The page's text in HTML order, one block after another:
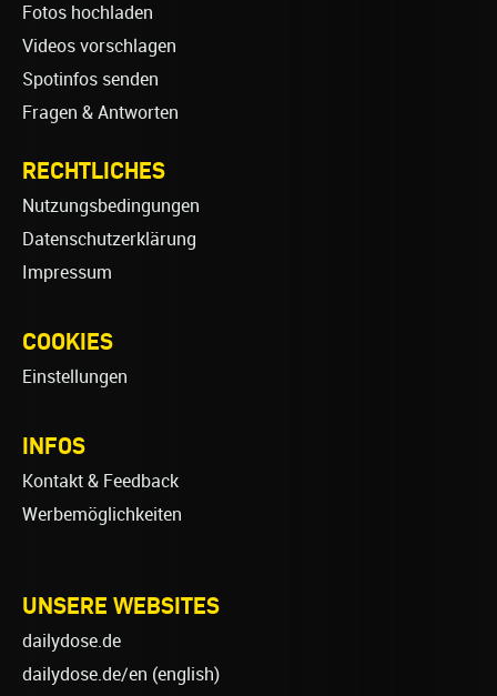
Fotos hochladen
Videos vorschlagen
Spotinfos senden
Fragen & Antworten
RECHTLICHES
Nutzungsbedingungen
Datenschutzerklärung
Impressum
COOKIES
Einstellungen
INFOS
Kontakt & Feedback
Werbemöglichkeiten
UNSERE WEBSITES
dailydose.de
dailydose.de/en (english)